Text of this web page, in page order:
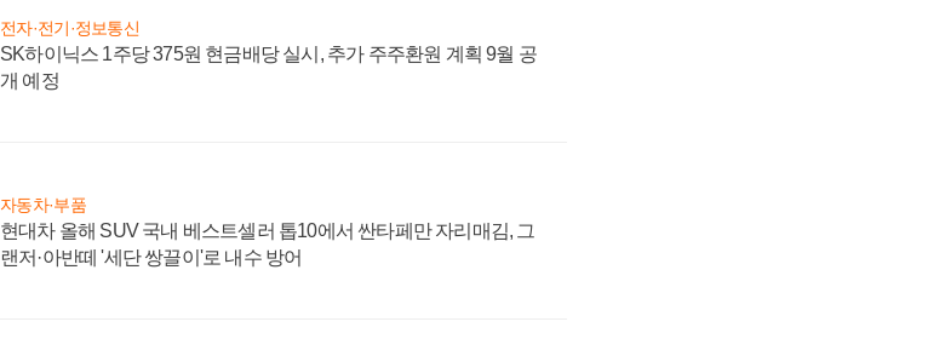
전자·전기·정보통신
SK하이닉스 1주당 375원 현금배당 실시, 추가 주주환원 계획 9월 공
개 예정
자동차·부품
현대차 올해 SUV 국내 베스트셀러 톱10에서 싼타페만 자리매김, 그
랜저·아반떼 '세단 쌍끌이'로 내수 방어